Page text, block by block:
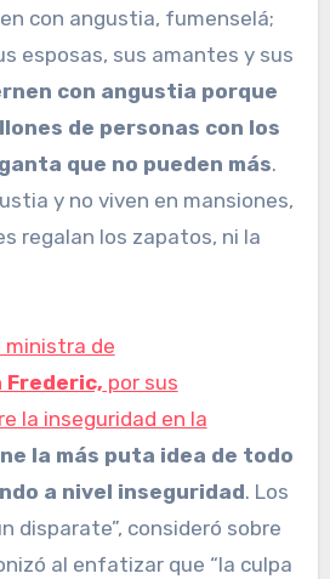
con angustia, fumenselá;
esposas, sus amantes y sus
con angustia porque
de personas con los
que no pueden más.
y no viven en mansiones,
regalan los zapatos, ni la
ministra de
Frederic, por sus
la inseguridad en la
la más puta idea de todo
a nivel inseguridad. Los
disparate”, consideró sobre
al enfatizar que “la culpa